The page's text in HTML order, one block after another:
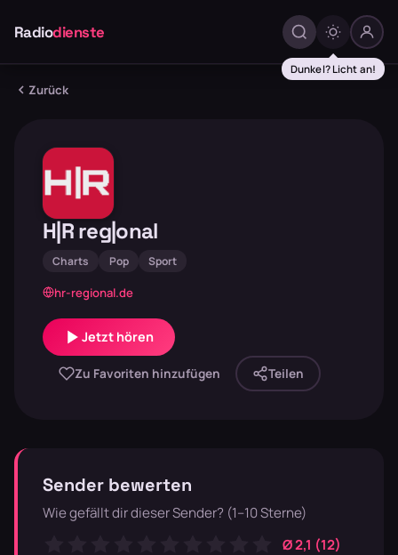
Radiodienste
Dunkel? Licht an!
Zurück
H|R reg|onal
Charts Pop Sport
hr-regional.de
Jetzt hören
Zu Favoriten hinzufügen Teilen
Sender bewerten
Wie gefällt dir dieser Sender? (1–10 Sterne)
Ø 2,1 (12)